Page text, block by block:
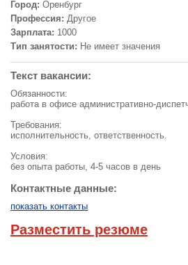
Город: Оренбург
Профессия: Другое
Зарплата: 1000
Тип занятости: Не имеет значения
Текст вакансии:
Обязанности:
работа в офисе административно-
Требования:
исполнительность, ответственность.
Условия:
без опыта работы, 4-5 часов в день
Контактные данные:
показать контакты
Разместить резюме